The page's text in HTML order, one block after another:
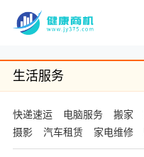
生活服务
快递速运 电脑服务 搬家
摄影
汽车租赁 家电维修